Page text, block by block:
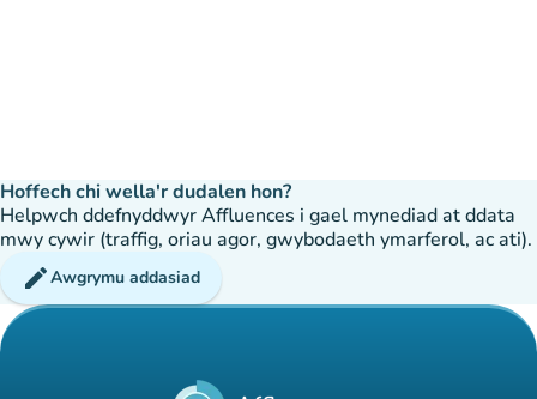
Hoffech chi wella'r dudalen hon?
Helpwch ddefnyddwyr Affluences i gael mynediad at ddata
mwy cywir (traffig, oriau agor, gwybodaeth ymarferol, ac ati).
editAwgrymu addasiad